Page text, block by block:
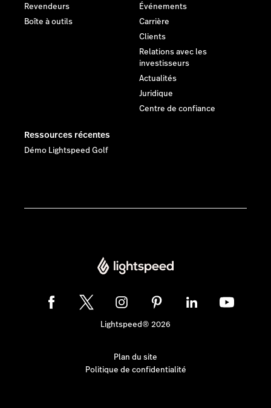
Revendeurs
Boîte à outils
Événements
Carrière
Clients
Relations avec les
investisseurs
Actualités
Juridique
Centre de confiance
Ressources récentes
Démo Lightspeed Golf
Lightspeed® 2026
Plan du site
Politique de confidentialité